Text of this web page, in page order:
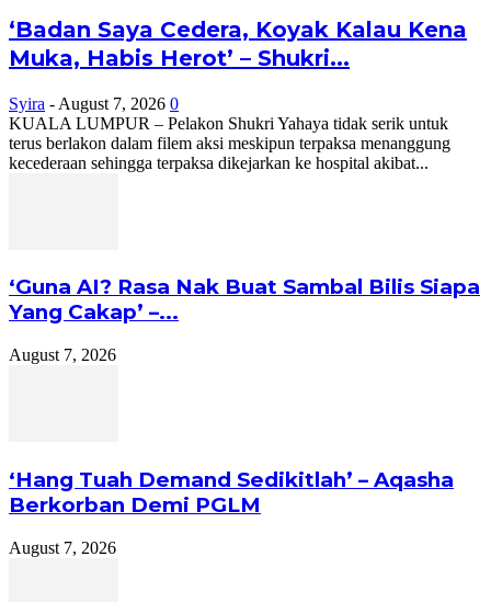
‘Badan Saya Cedera, Koyak Kalau Kena
Muka, Habis Herot’ – Shukri...
Syira - August 7, 2026 0
KUALA LUMPUR – Pelakon Shukri Yahaya tidak serik untuk
terus berlakon dalam filem aksi meskipun terpaksa menanggung
kecederaan sehingga terpaksa dikejarkan ke hospital akibat...
‘Guna AI? Rasa Nak Buat Sambal Bilis Siapa
Yang Cakap’ –...
August 7, 2026
‘Hang Tuah Demand Sedikitlah’ – Aqasha
Berkorban Demi PGLM
August 7, 2026